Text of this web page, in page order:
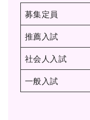
募集定員
推薦入試
社会人入試
一般入試